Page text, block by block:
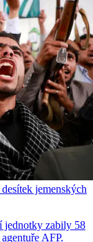
jemenských
jednotky zabily 58
AFP.